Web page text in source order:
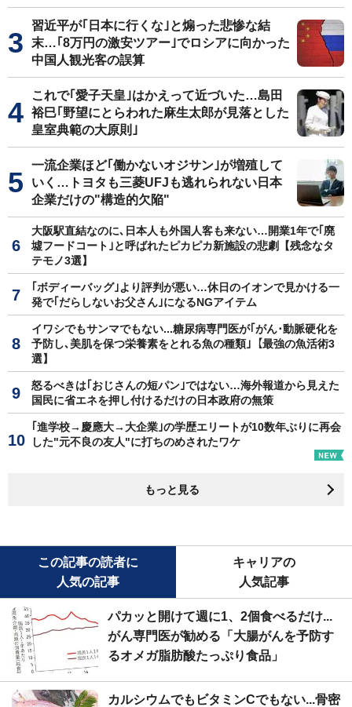
習近平が｢日本に行くな｣と煽った悲惨な結
末…｢8万円の激安ツアー｣でロシアに向かった
中国人観光客の誤算
これで｢愛子天皇｣はかえって近づいた…島田
裕巳｢野望にとらわれた麻生太郎が見落とした
皇室典範の大原則｣
一流企業ほど｢働かないオジサン｣が増殖して
いく…トヨタも三菱UFJも逃れられない日本
企業だけの"構造的欠陥"
大阪駅直結なのに､日本人も外国人客も来ない…開業1年で｢廃
墟フードコート｣と呼ばれたピカピカ新施設の悲劇【残念なタ
テモノ3選】
｢ボディーバッグ｣より評判が悪い…休日のイオンで見かける一
発で｢だらしないお父さん｣になるNGアイテム
イワシでもサンマでもない...糖尿病専門医が｢がん･動脈硬化を
予防し､美肌を保つ栄養素をとれる魚の種類｣【最強の魚活術3
選】
怒るべきは｢おじさんの短パン｣ではない…海外報道から見えた
国民に省エネを押し付けるだけの日本政府の無策
｢進学校→慶應大→大企業｣の学歴エリートが10数年ぶりに再会
した"元不良の友人"に打ちのめされたワケ
もっと見る
この記事の読者に
人気の記事
キャリアの
人気記事
パカッと開けて週に1、2個食べるだけ...
がん専門医が勧める「大腸がんを予防す
るオメガ脂肪酸たっぷり食品」
カルシウムでもビタミンCでもない...骨密